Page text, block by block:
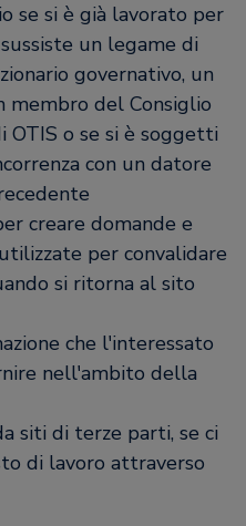
se si è già lavorato per
un legame di
governativo, un
membro del Consiglio
OTIS o se si è soggetti
con un datore
creare domande e
per convalidare
si ritorna al sito
che l'interessato
nell'ambito della
siti di terze parti, se ci
di lavoro attraverso